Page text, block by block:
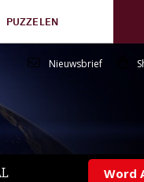
PUZZELEN
Nieuwsbrief
Word